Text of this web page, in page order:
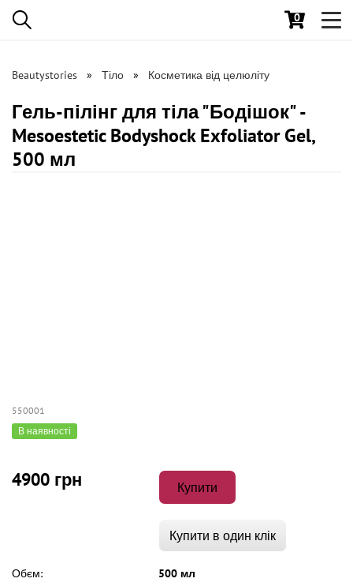
0
Beautystories Тіло Косметика від целюліту
Гель-пілінг для тіла "Бодішок" -
Mesoestetic Bodyshock Exfoliator Gel,
500 мл
550001
В наявності
4900 грн Купити
Купити в один клік
Обєм:
500 мл